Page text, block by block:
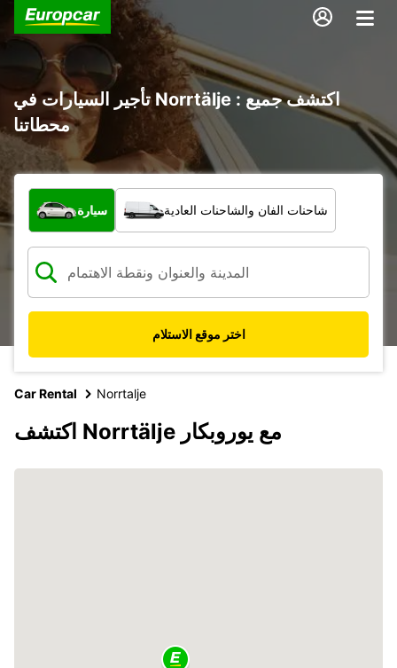
تأجير السيارات في Norrtälje : اكتشف جميع
محطاتنا
ما نوع المركبة؟
سيارة شاحنات الفان والشاحنات العادية
اختر موقع الاستلام
Car Rental Norrtalje
اكتشف Norrtälje مع يوروبكار